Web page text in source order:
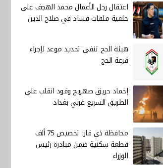
‏اعتقال رجل الأعمال محمد الهجف على
خلفية ملفات فساد في صلاح الدين
هيئة الحج تنفي تحديد موعد لإجراء
قرعة الحج
إخماد حريق صهريج وقود انقلب على
الطريق السريع غربي بغداد
محافظة ذي قار: تخصيص 75 ألف
قطعة سكنية ضمن مبادرة رئيس
الوزراء